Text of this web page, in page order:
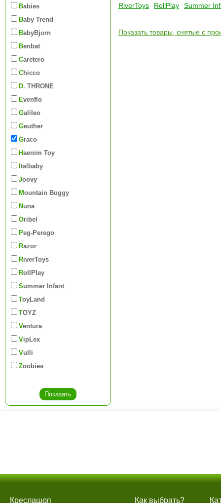
Babies
Baby Trend
BabyBjorn
Benbat
Caretero
Chicco
D. THRONE
Evenflo
Galileo
Geuther
Graco
Haenim Toy
Italbaby
Joovy
Mountain Buggy
Nuna
Oribel
Peg-Perego
Razor
RiverToys
RollPlay
Summer Infant
ToyLand
TOYZ
Ventura
VipLex
Vulli
Zoobies
RiverToys
RollPlay Summer
Показать товары, снятые с
Креслашоп Как выбрать?